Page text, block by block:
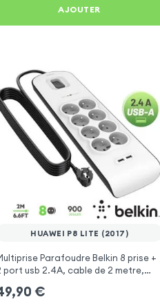
AJOUTER
HUAWEI P8 LITE (2017)
Parafoudre Belkin 8 prise +
port usb 2.4A, cable de 2 metre,
€